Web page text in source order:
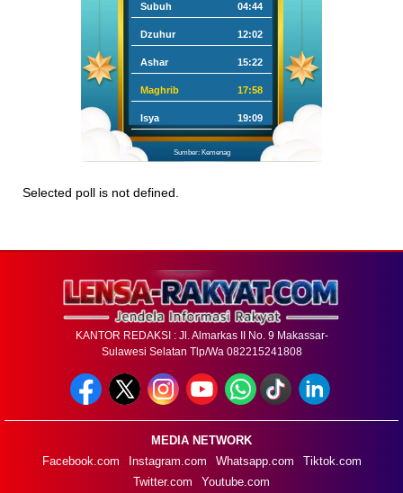
Subuh 04:44
Dzuhur 12:02
Ashar 15:22
Maghrib 17:58
Isya 19:09
Sumber: Kemenag
Selected poll is not defined.
KANTOR REDAKSI : Jl. Almarkas II No. 9 Makassar-
Sulawesi Selatan Tlp/Wa 082215241808
MEDIA NETWORK
Facebook.com
Instagram.com Whatsapp.com
Tiktok.com
Twitter.com
Youtube.com